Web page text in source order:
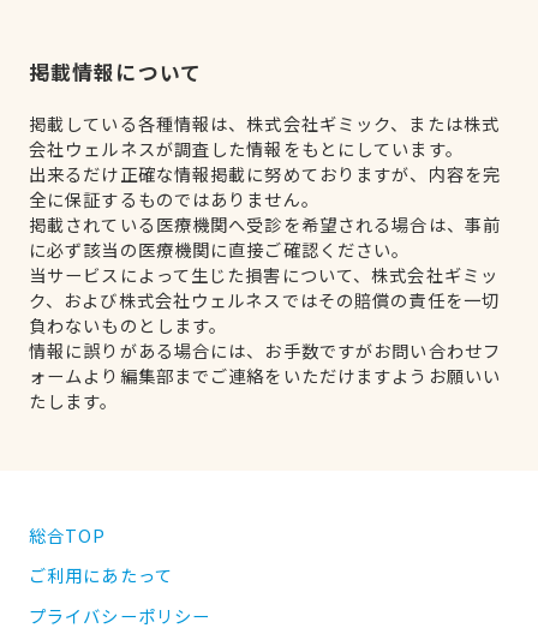
掲載情報について
掲載している各種情報は、株式会社ギミック、または株式
会社ウェルネスが調査した情報をもとにしています。
出来るだけ正確な情報掲載に努めておりますが、内容を完
全に保証するものではありません。
掲載されている医療機関へ受診を希望される場合は、事前
に必ず該当の医療機関に直接ご確認ください。
当サービスによって生じた損害について、株式会社ギミッ
ク、および株式会社ウェルネスではその賠償の責任を一切
負わないものとします。
情報に誤りがある場合には、お手数ですがお問い合わせフ
ォームより編集部までご連絡をいただけますようお願いい
たします。
総合TOP
ご利用にあたって
プライバシーポリシー